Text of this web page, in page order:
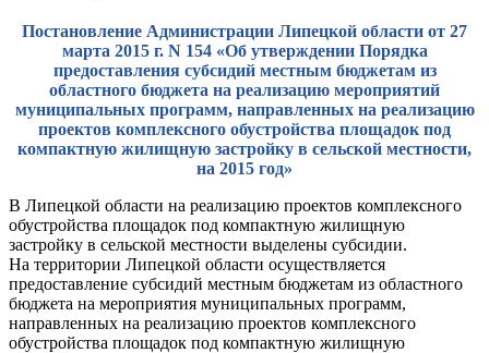
Постановление Администрации Липецкой области от 27
марта 2015 г. N 154 «Об утверждении Порядка
предоставления субсидий местным бюджетам из
областного бюджета на реализацию мероприятий
муниципальных программ, направленных на реализацию
проектов комплексного обустройства площадок под
компактную жилищную застройку в сельской местности,
на 2015 год»
В Липецкой области на реализацию проектов комплексного
обустройства площадок под компактную жилищную
застройку в сельской местности выделены субсидии.
На территории Липецкой области осуществляется
предоставление субсидий местным бюджетам из областного
бюджета на мероприятия муниципальных программ,
направленных на реализацию проектов комплексного
обустройства площадок под компактную жилищную